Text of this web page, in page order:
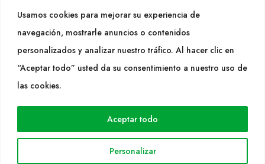
Usamos cookies para mejorar su experiencia de
navegación, mostrarle anuncios o contenidos
personalizados y analizar nuestro tráfico. Al hacer clic en
“Aceptar todo” usted da su consentimiento a nuestro uso de
las cookies.
Personalizar
Aceptar todo
SEGUEIX-NOS
WEB
Árees de treball